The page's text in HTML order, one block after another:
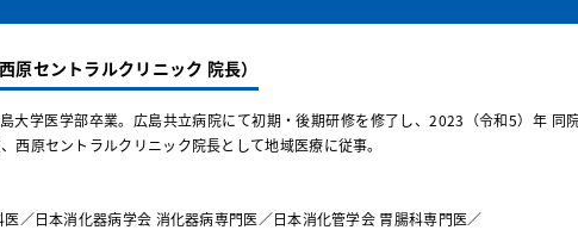
原セントラルクリニック 院長）
大学医学部卒業。広島共立病院にて初期・後期研修を修了し、2023（令和5）年 同
西原セントラルクリニック院長として地域医療に従事。
医／日本消化器病学会 消化器病専門医／日本消化管学会 胃腸科専門医／